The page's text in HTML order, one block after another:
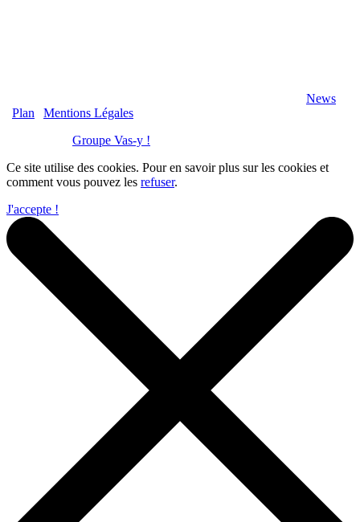
News
Plan
Mentions Légales
Groupe Vas-y !
Ce site utilise des cookies. Pour en savoir plus sur les cookies et
comment vous pouvez les refuser.
J'accepte !